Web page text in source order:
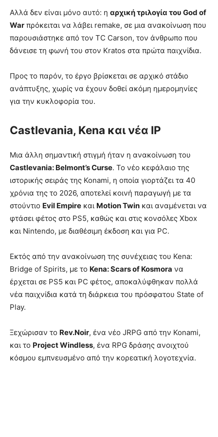
Αλλά δεν είναι μόνο αυτό: η αρχική τριλογία του God of
War πρόκειται να λάβει remake, σε μια ανακοίνωση που
παρουσιάστηκε από τον TC Carson, τον άνθρωπο που
δάνεισε τη φωνή του στον Kratos στα πρώτα παιχνίδια.
Προς το παρόν, το έργο βρίσκεται σε αρχικό στάδιο
ανάπτυξης, χωρίς να έχουν δοθεί ακόμη ημερομηνίες
για την κυκλοφορία του.
Castlevania, Kena και νέα IP
Μια άλλη σημαντική στιγμή ήταν η ανακοίνωση του
Castlevania: Belmont’s Curse. Το νέο κεφάλαιο της
ιστορικής σειράς της Konami, η οποία γιορτάζει τα 40
χρόνια της το 2026, αποτελεί κοινή παραγωγή με τα
στούντιο Evil Empire και Motion Twin και αναμένεται να
φτάσει φέτος στο PS5, καθώς και στις κονσόλες Xbox
και Nintendo, με διαθέσιμη έκδοση και για PC.
Εκτός από την ανακοίνωση της συνέχειας του Kena:
Bridge of Spirits, με το Kena: Scars of Kosmora να
έρχεται σε PS5 και PC φέτος, αποκαλύφθηκαν πολλά
νέα παιχνίδια κατά τη διάρκεια του πρόσφατου State of
Play.
Ξεχώρισαν το Rev.Noir, ένα νέο JRPG από την Konami,
και το Project Windless, ένα RPG δράσης ανοιχτού
κόσμου εμπνευσμένο από την κορεατική λογοτεχνία.